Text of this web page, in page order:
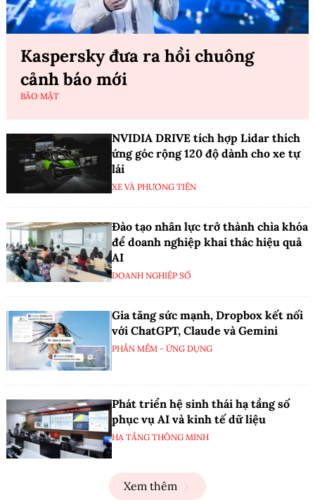
Kaspersky đưa ra hồi chuông
cảnh báo mới
BẢO MẬT
NVIDIA DRIVE tích hợp Lidar thích
ứng góc rộng 120 độ dành cho xe tự
lái
XE VÀ PHƯƠNG TIỆN
Đào tạo nhân lực trở thành chìa khóa
để doanh nghiệp khai thác hiệu quả
AI
DOANH NGHIỆP SỐ
Gia tăng sức mạnh, Dropbox kết nối
với ChatGPT, Claude và Gemini
PHẦN MỀM - ỨNG DỤNG
Phát triển hệ sinh thái hạ tầng số
phục vụ AI và kinh tế dữ liệu
HẠ TẦNG THÔNG MINH
Xem thêm